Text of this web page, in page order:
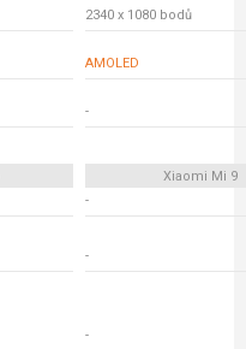
2340 x 1080 bodů
AMOLED
-
Xiaomi Mi 9
-
-
-